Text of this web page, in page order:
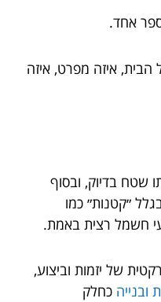
אחד.
איזה מפרט, איזה
שטח בדיוק, ובסוף
״קטנות״ כמו
חשמל רצית באמת.
של יזמות וביצוע,
ובנייה כחלק